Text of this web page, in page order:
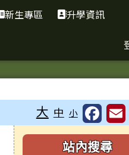
新生專區 升學資訊
大 中 小
右邊區域內容
站內搜尋